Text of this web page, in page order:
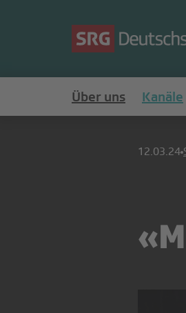
Über uns Kanäle
12.03.24